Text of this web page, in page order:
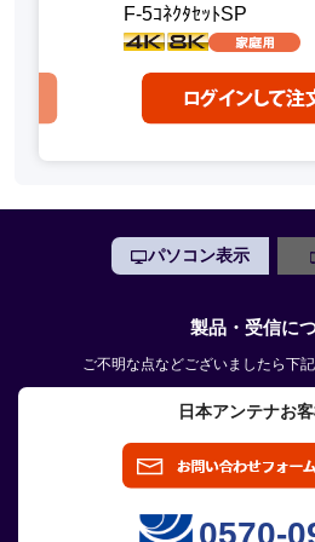
F-5ｺﾈｸﾀｾｯﾄSP
パソコン表示
製品・受信に
ご不明な点などございましたら下
日本アンテナお